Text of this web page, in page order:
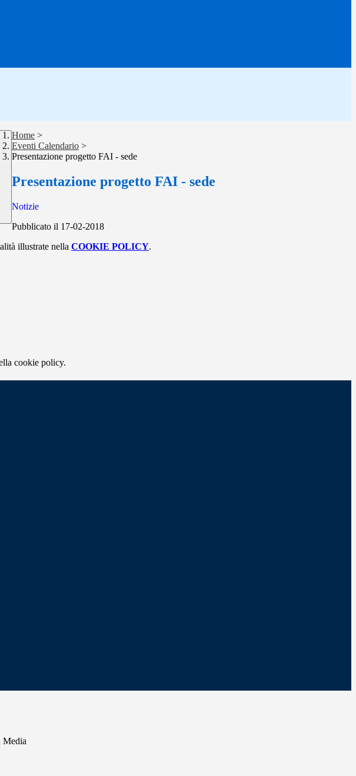
Home >
Eventi Calendario >
Presentazione progetto FAI - sede
Presentazione progetto FAI - sede
Notizie
Pubblicato il 17-02-2018
illustrate nella COOKIE POLICY.
cookie policy.
Media